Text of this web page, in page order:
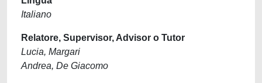
Italiano
Relatore, Supervisor, Advisor o Tutor
Lucia, Margari
Andrea, De Giacomo